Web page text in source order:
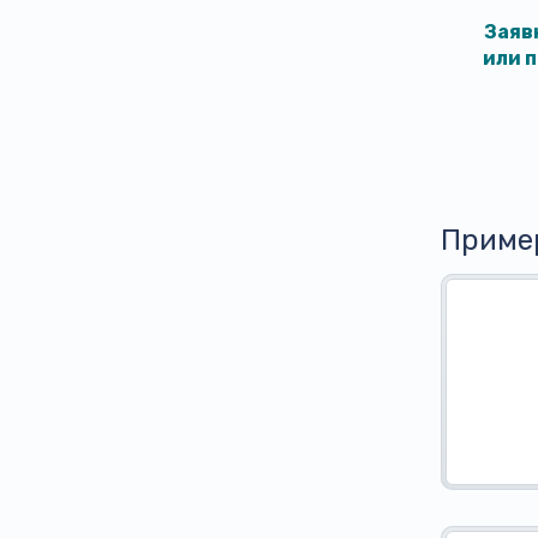
или